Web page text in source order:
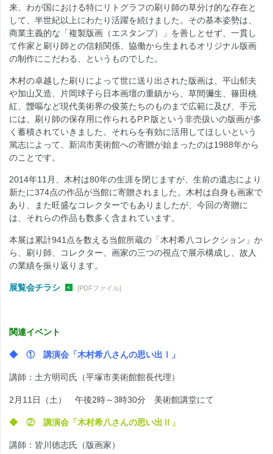
来、わが国における特にリトグラフの刷り師の草分け的な存在と
して、半世紀以上にわたり活躍を続けました。その基本姿勢は、
商業主義的な「複製版画（エスタンプ）」を善しとせず、一貫し
て作家と刷り師との信頼関係、協働から生まれるオリジナル版画
の制作にこだわる、というものでした。
木村の卓越した刷りによって世に送り出された版画は、平山郁夫
や加山又造、片岡球子ら日本画壇の重鎮から、草間彌生、篠田桃
紅、靉嘔など現代美術界の俊英たちのものまで広範に及び、手元
には、刷り師の保存用に作られるP.P.版という非売扱いの版画が多
く蓄積されていきました。それらを有効に活用してほしいという
篤志によって、新潟市美術館への寄贈が始まったのは1988年から
のことです。
2014年11月、木村は80年の生涯を閉じますが、生前の遺志により
新たに374点の作品が当館に寄贈されました。木村は自身も画家で
あり、また旺盛なコレクターでもありましたが、今回の寄贈に
は、それらの作品も数多く含まれています。
本展は累計941点を数える当館所蔵の「木村希八コレクション」か
ら、刷り師、コレクター、画家の三つの視点で展示構成し、故人
の業績を振り返ります。
展覧会チラシ [PDFファイル]
関連イベント
◆ ① 講演会「木村希八さんの思い出Ⅰ」
講師：土方明司氏（平塚市美術館館長代理）
2月11日（土） 午後2時～3時30分 美術館講堂にて
◆ ② 講演会「木村希八さんの思い出Ⅱ」
講師：皆川徳志氏（版画家）